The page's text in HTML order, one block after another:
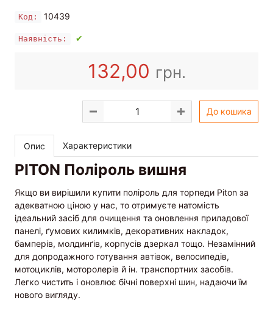
Код: 10439
Наявність: ✔
132,00 грн.
До кошика
Опис Характеристики
PITON Поліроль вишня
Якщо ви вирішили купити поліроль для торпеди Piton за
адекватною ціною у нас, то отримуєте натомість
ідеальний засіб для очищення та оновлення приладової
панелі, ґумових килимків, декоративних накладок,
бамперів, молдинґів, корпусів дзеркал тощо. Незамінний
для допродажного готування автівок, велосипедів,
мотоциклів, моторолерів й ін. транспортних засобів.
Легко чистить і оновлює бічні поверхні шин, надаючи їм
нового вигляду.